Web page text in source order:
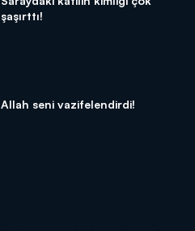
şaşırttı!
Allah seni vazifelendirdi!